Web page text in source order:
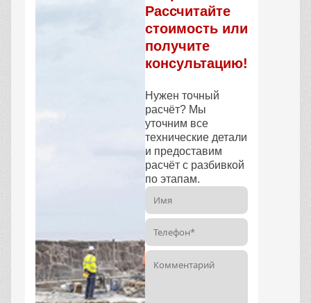
Рассчитайте
стоимость или
получите
консультацию!
Нужен точный
расчёт? Мы
уточним все
технические детали
и предоставим
расчёт с разбивкой
по этапам.